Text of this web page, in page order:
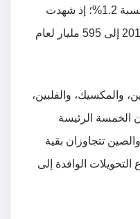
بعد أن تقلصت الحوالات الوافدة بنسبة 1.2%؛ إذ شهدت
تراجعًا من 603 مليار دولار عام 2014 إلى 595 مليار لعام
والصين، والمكسيك، والفلبين،
الخمسة الرئيسة
تتجاوزان بقية
التحويلات الوافدة إلى